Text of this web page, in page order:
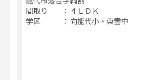
間取り
４ＬＤＫ
学区
向能代小・東雲中